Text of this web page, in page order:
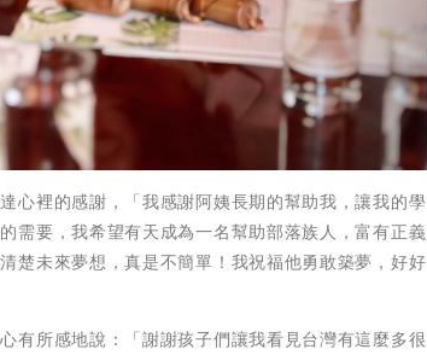
心裡的感謝，「我感謝阿姨長期的幫助我，讓我的學
需要，我希望有天成為一名幫助部落族人，富有正義
楚未來夢想，真是不簡單！我祝福他勇敢築夢，好好
有所感地說：「謝謝孩子們讓我看見台灣有這麼多很